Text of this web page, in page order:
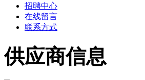
招聘中心
在线留言
联系方式
供应商信息